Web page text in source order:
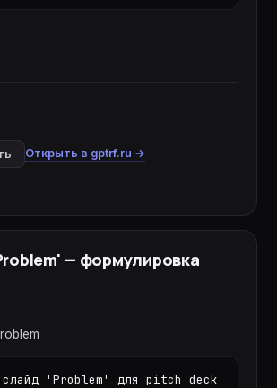
Открыть в gptrf.ru →
— формулировка
слайд 'Problem' для pitch deck